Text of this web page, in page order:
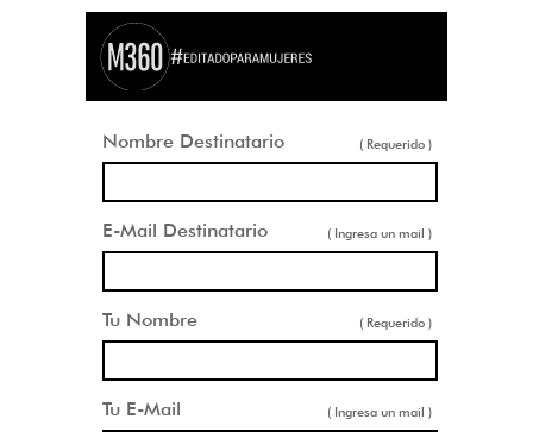
Nombre Destinatario ( Requerido )
E-Mail Destinatario ( Ingresa un mail )
Tu Nombre ( Requerido )
Tu E-Mail ( Ingresa un mail )